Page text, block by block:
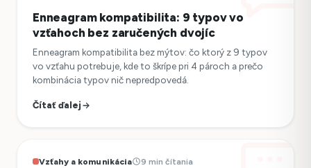
Enneagram kompatibilita: 9 typov vo
vzťahoch bez zaručených dvojíc
Enneagram kompatibilita bez mýtov: čo ktorý z 9 typov
vo vzťahu potrebuje, kde to škrípe pri 4 pároch a prečo
kombinácia typov nič nepredpovedá.
Čítať ďalej
Vzťahy a komunikácia 9 min čítania